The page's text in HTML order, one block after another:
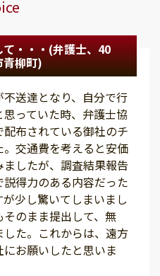
・・・(弁護士、40
青柳町)
送達となり、自分で行
思っていた時、弁護士協
布されている御社のチ
。交通費を考えると安価
ましたが、調査結果報告
得力のある内容だった
少し驚いてしまいまし
そのまま提出して、無
した。これからは、遠方
お願いしたと思いま